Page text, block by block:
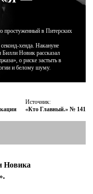
в Питерских
хенда. Накануне
Билли Новик рассказал
о риске застыть в
и белому шуму.
Источник:
«Кто Главный.» № 141
Новика